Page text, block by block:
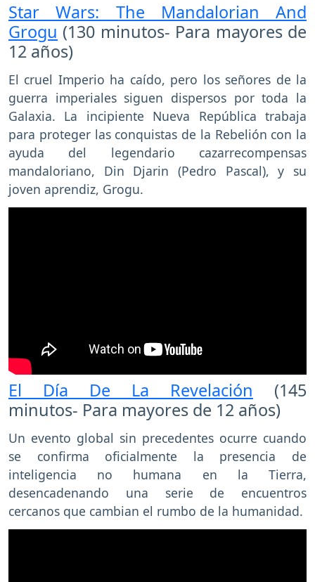
Star Wars: The Mandalorian And
Grogu (130 minutos- Para mayores de
12 años)
El cruel Imperio ha caído, pero los señores de la
guerra imperiales siguen dispersos por toda la
Galaxia. La incipiente Nueva República trabaja
para proteger las conquistas de la Rebelión con la
ayuda del legendario cazarrecompensas
mandaloriano, Din Djarin (Pedro Pascal), y su
joven aprendiz, Grogu.
El Día De La Revelación (145
minutos- Para mayores de 12 años)
Un evento global sin precedentes ocurre cuando
se confirma oficialmente la presencia de
inteligencia no humana en la Tierra,
desencadenando una serie de encuentros
cercanos que cambian el rumbo de la humanidad.